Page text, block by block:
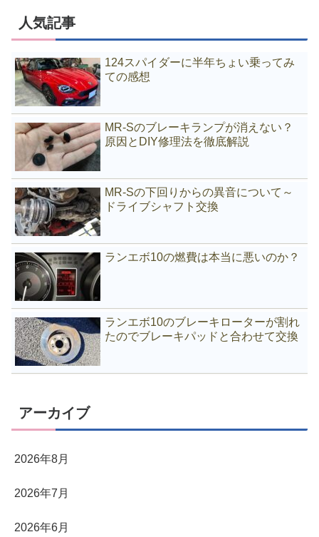
人気記事
124スパイダーに半年ちょい乗ってみ
ての感想
MR-Sのブレーキランプが消えない？
原因とDIY修理法を徹底解説
MR-Sの下回りからの異音について～
ドライブシャフト交換
ランエボ10の燃費は本当に悪いのか？
ランエボ10のブレーキローターが割れ
たのでブレーキパッドと合わせて交換
アーカイブ
2026年8月
2026年7月
2026年6月